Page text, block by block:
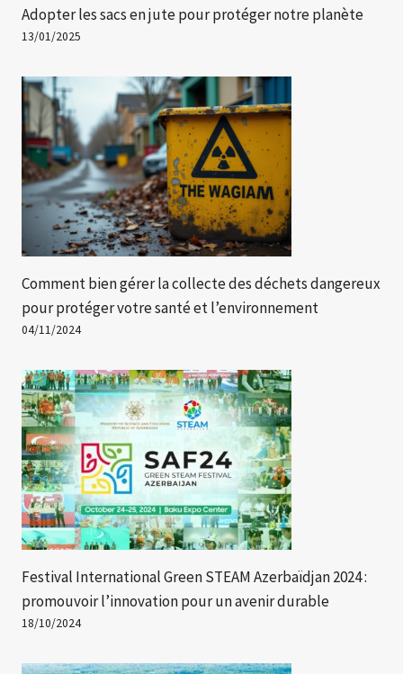
Adopter les sacs en jute pour protéger notre planète
13/01/2025
Comment bien gérer la collecte des déchets dangereux
pour protéger votre santé et l’environnement
04/11/2024
Festival International Green STEAM Azerbaïdjan 2024 :
promouvoir l’innovation pour un avenir durable
18/10/2024